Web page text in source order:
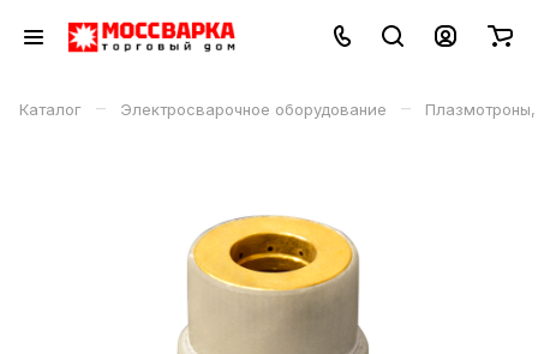
Каталог – Электросварочное оборудование –